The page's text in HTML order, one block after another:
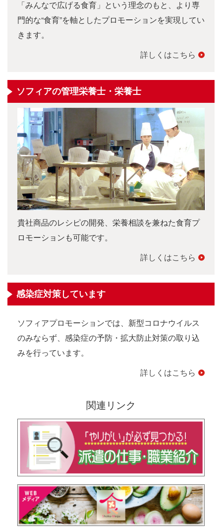
「みんなで広げる食育」という理念のもと、より専
門的な“食育”を軸としたプロモーションを実現してい
きます。
詳しくはこちら
ソフィアの管理栄養士・栄養士
貴社商品のレシピの開発、栄養相談を兼ねた食育プ
ロモーションも可能です。
詳しくはこちら
感染症対策しています
ソフィアプロモーションでは、新型コロナウイルス
のみならず、感染症の予防・拡大防止対策の取り込
みを行っています。
詳しくはこちら
関連リンク